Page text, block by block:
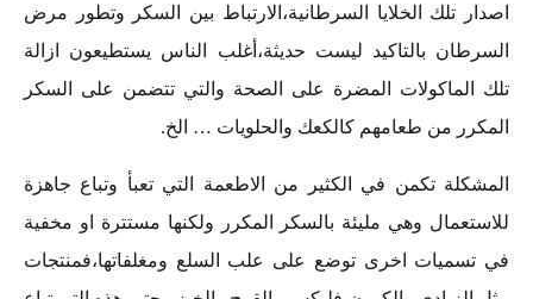
اصدار تلك الخلايا السرطانية،الارتباط بين السكر وتطور مرض
السرطان بالتاكيد ليست حديثة،أغلب الناس يستطيعون ازالة
تلك الماكولات المضرة على الصحة والتي تتضمن على السكر
المكرر من طعامهم كالكعك والحلويات … الخ.
المشكلة تكمن في الكثير من الاطعمة التي تعبأ وتباع جاهزة
للاستعمال وهي مليئة بالسكر المكرر ولكنها مستترة او مخفية
في تسميات اخرى توضع على علب السلع ومغلفاتها،فمنتجات